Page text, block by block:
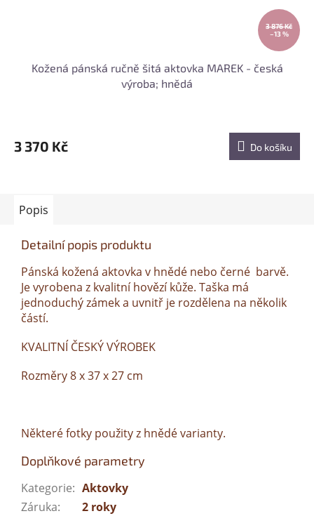
3 876 Kč
–13 %
Kožená pánská ručně šitá aktovka MAREK - česká
výroba; hnědá
3 370 Kč Do košíku
Popis
Detailní popis produktu
Pánská kožená aktovka v hnědé nebo černé barvě.
Je vyrobena z kvalitní hovězí kůže. Taška má
jednoduchý zámek a uvnitř je rozdělena na několik
částí.
KVALITNÍ ČESKÝ VÝROBEK
Rozměry 8 x 37 x 27 cm
Některé fotky použity z hnědé varianty.
Doplňkové parametry
Kategorie: Aktovky
Záruka:
2 roky